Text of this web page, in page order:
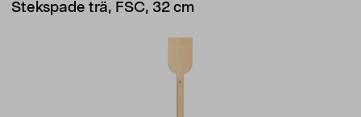
Stekspade trä, FSC, 32 cm